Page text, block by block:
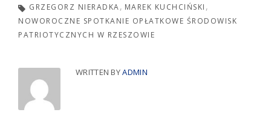
GRZEGORZ NIERADKA
MAREK KUCHCIŃSKI
NOWOROCZNE SPOTKANIE OPŁATKOWE ŚRODOWISK
PATRIOTYCZNYCH W RZESZOWIE
WRITTEN BYADMIN